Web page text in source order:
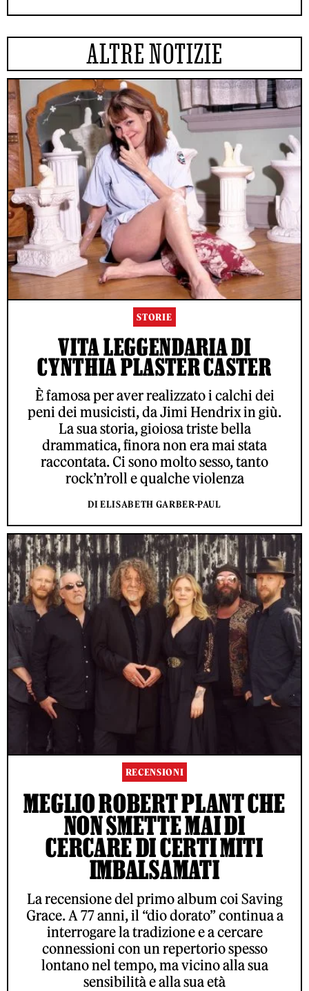
ALTRE NOTIZIE
STORIE
VITA LEGGENDARIA DI
CYNTHIA PLASTER CASTER
È famosa per aver realizzato i calchi dei
peni dei musicisti, da Jimi Hendrix in giù.
La sua storia, gioiosa triste bella
drammatica, finora non era mai stata
raccontata. Ci sono molto sesso, tanto
rock’n’roll e qualche violenza
DI ELISABETH GARBER-PAUL
RECENSIONI
MEGLIO ROBERT PLANT CHE
NON SMETTE MAI DI
CERCARE DI CERTI MITI
IMBALSAMATI
La recensione del primo album coi Saving
Grace. A 77 anni, il “dio dorato” continua a
interrogare la tradizione e a cercare
connessioni con un repertorio spesso
lontano nel tempo, ma vicino alla sua
sensibilità e alla sua età